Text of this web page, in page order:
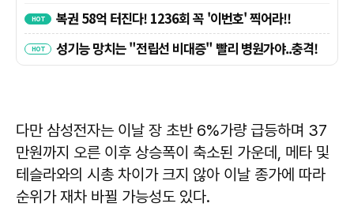
다만 삼성전자는 이날 장 초반 6%가량 급등하며 37
만원까지 오른 이후 상승폭이 축소된 가운데, 메타 및
테슬라와의 시총 차이가 크지 않아 이날 종가에 따라
순위가 재차 바뀔 가능성도 있다.